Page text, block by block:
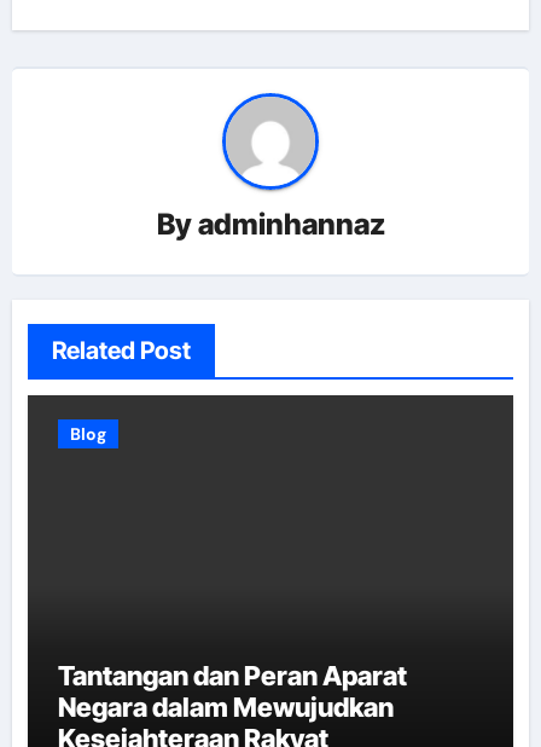
Byadminhannaz
Related Post
Blog
Tantangan dan Peran Aparat
Negara dalam Mewujudkan
Kesejahteraan Rakyat